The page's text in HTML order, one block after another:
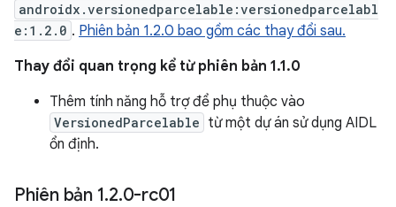
androidx.versionedparcelable:versionedparcelabl
e:1.2.0 . Phiên bản 1.2.0 bao gồm các thay đổi sau.
Thay đổi quan trọng kể từ phiên bản 1.1.0
Thêm tính năng hỗ trợ để phụ thuộc vào
VersionedParcelable từ một dự án sử dụng AIDL
ổn định.
Phiên bản 1.2.0-rc01